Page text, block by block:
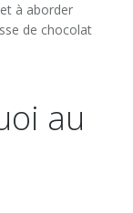
à aborder
de chocolat
au